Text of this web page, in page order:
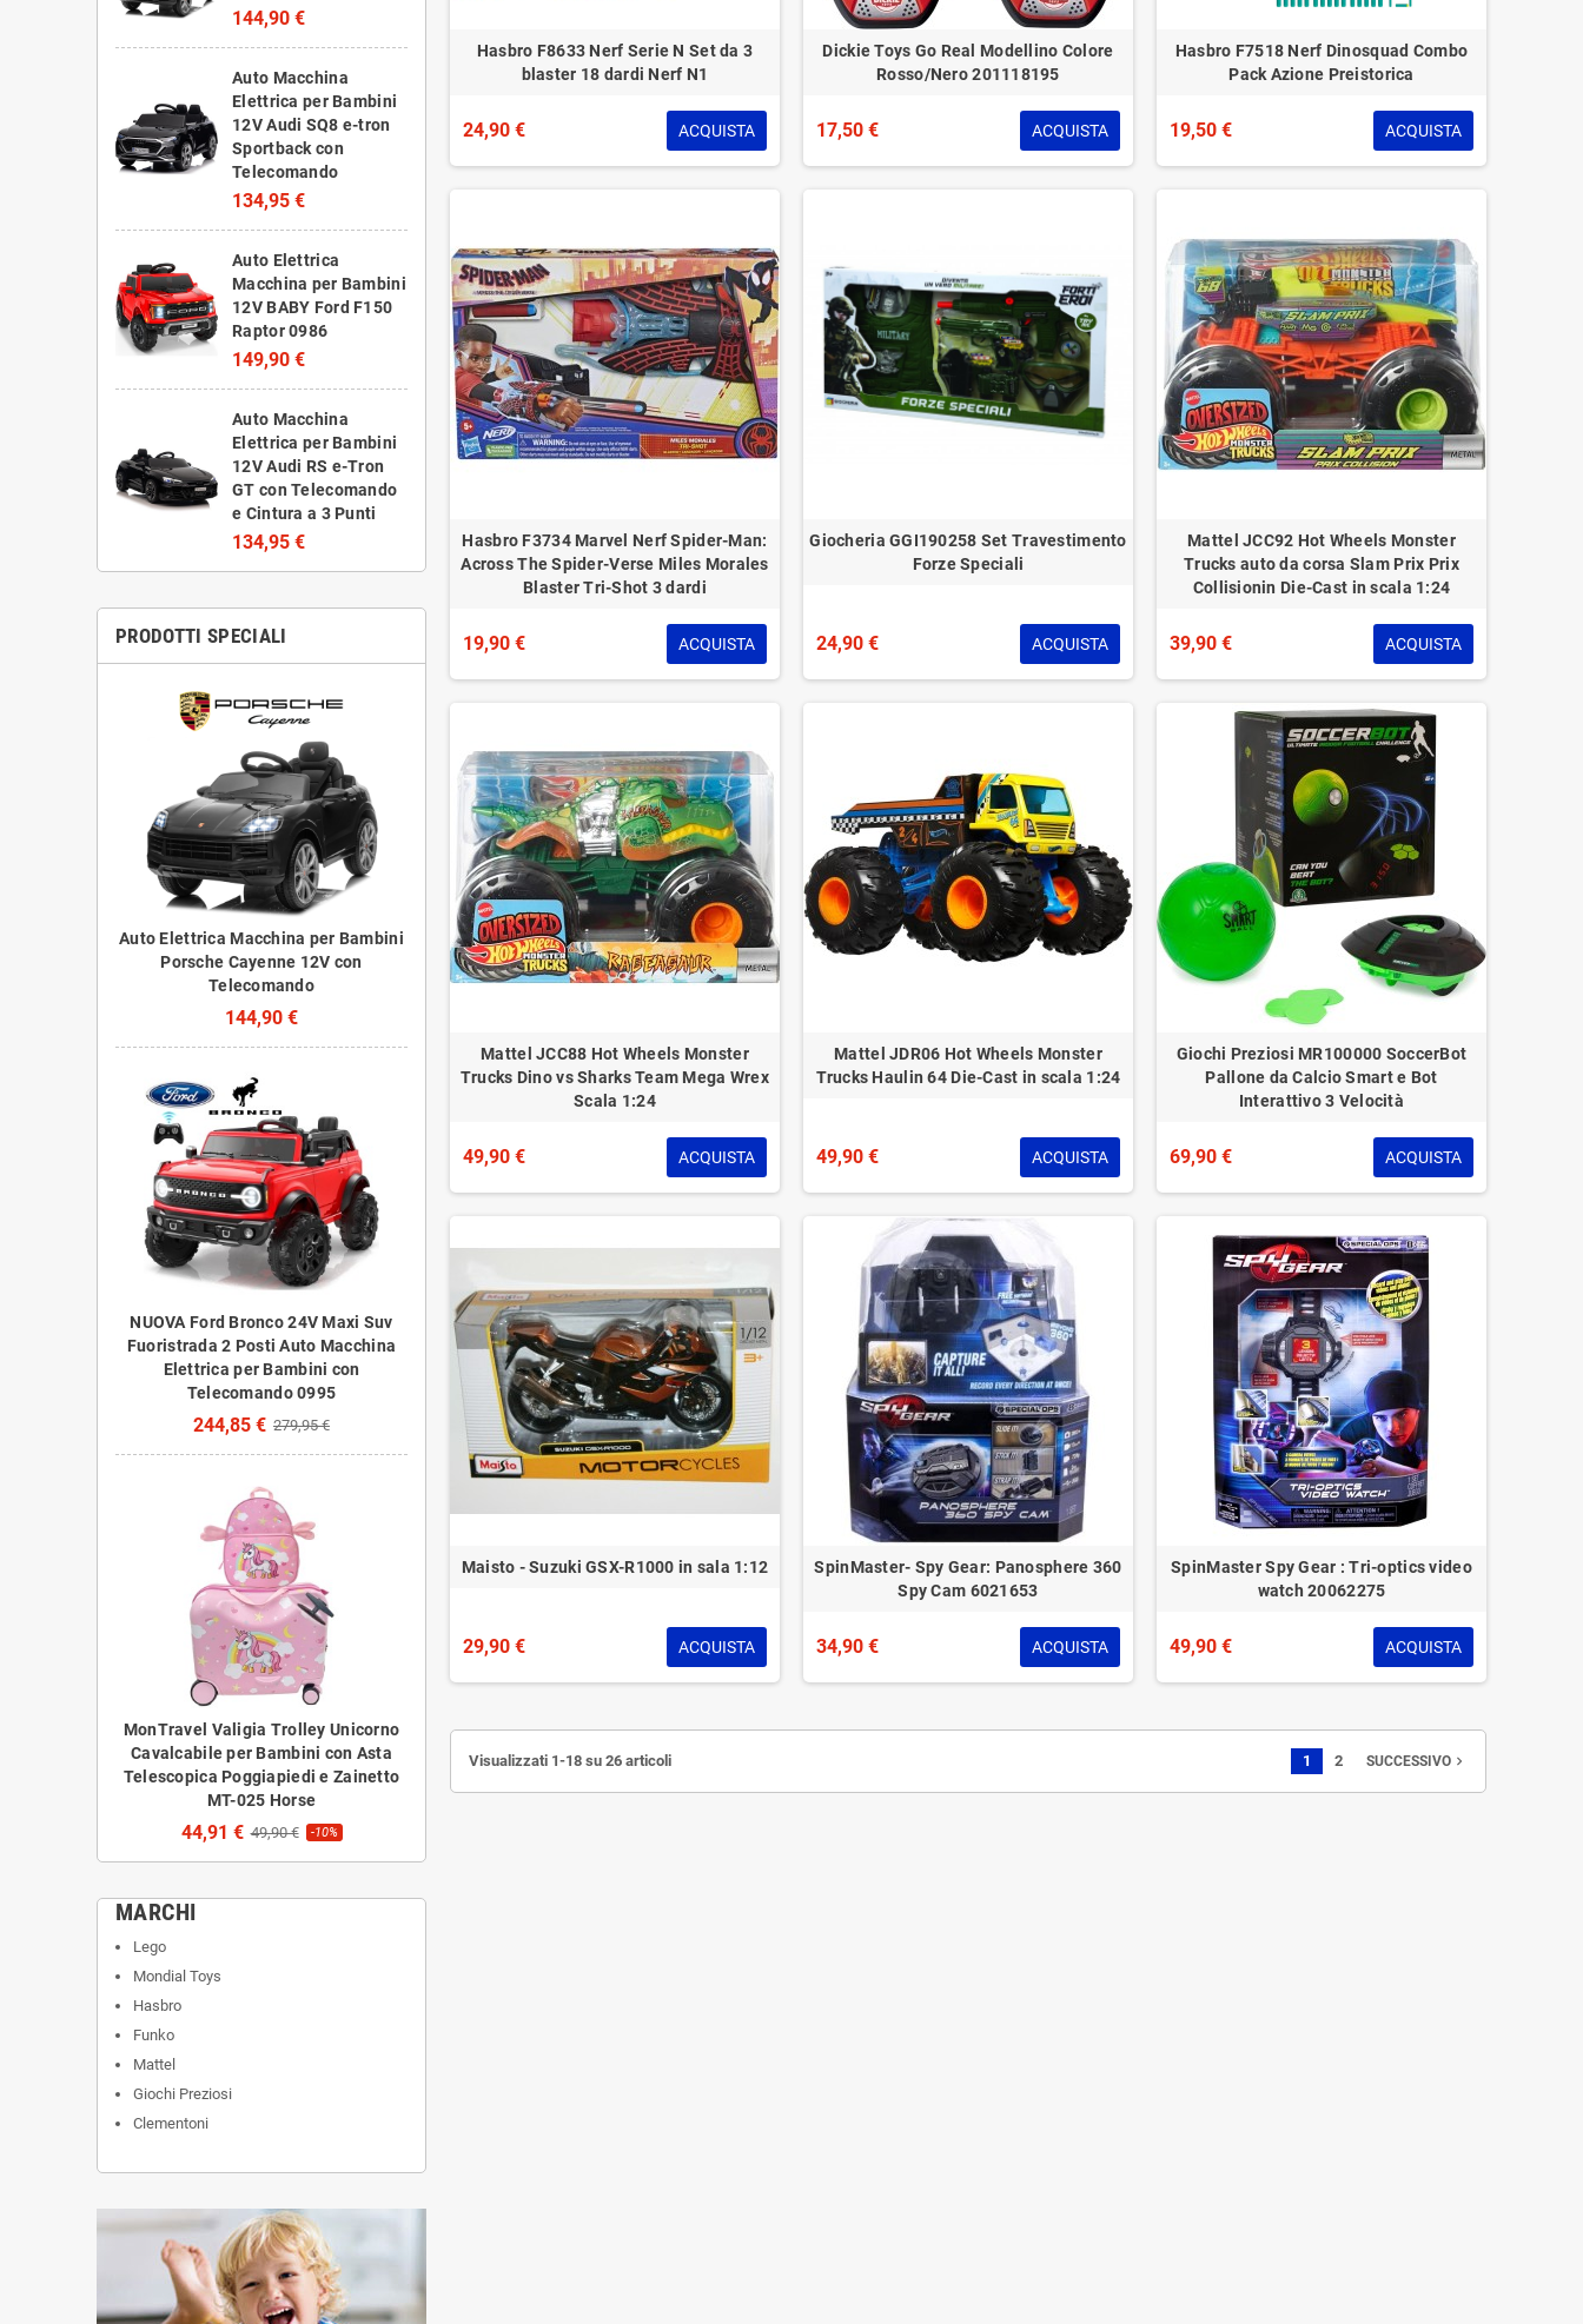
144,90 €
Auto Macchina
Elettrica per Bambini
12V Audi SQ8 e-tron
Sportback con
Telecomando
134,95 €
Auto Elettrica
Macchina per Bambini
12V BABY Ford F150
Raptor 0986
149,90 €
Auto Macchina
Elettrica per Bambini
12V Audi RS e-Tron
GT con Telecomando
e Cintura a 3 Punti
134,95 €
PRODOTTI SPECIALI
Auto Elettrica Macchina per Bambini
Porsche Cayenne 12V con
Telecomando
144,90 €
NUOVA Ford Bronco 24V Maxi Suv
Fuoristrada 2 Posti Auto Macchina
Elettrica per Bambini con
Telecomando 0995
244,85 € 279,95 €
MonTravel Valigia Trolley Unicorno
Cavalcabile per Bambini con Asta
Telescopica Poggiapiedi e Zainetto
MT-025 Horse
44,91 € 49,90 € -10%
MARCHI
Lego
Mondial Toys
Hasbro
Funko
Mattel
Giochi Preziosi
Clementoni
Hasbro F8633 Nerf Serie N Set da 3
blaster 18 dardi Nerf N1
24,90 € ACQUISTA
Dickie Toys Go Real Modellino Colore
Rosso/Nero 201118195
17,50 € ACQUISTA
Hasbro F7518 Nerf Dinosquad Combo
Pack Azione Preistorica
19,50 € ACQUISTA
Hasbro F3734 Marvel Nerf Spider-Man:
Across The Spider-Verse Miles Morales
Blaster Tri-Shot 3 dardi
19,90 € ACQUISTA
Giocheria GGI190258 Set Travestimento
Forze Speciali
24,90 € ACQUISTA
Mattel JCC92 Hot Wheels Monster
Trucks auto da corsa Slam Prix Prix
Collisionin Die-Cast in scala 1:24
39,90 € ACQUISTA
Mattel JCC88 Hot Wheels Monster
Trucks Dino vs Sharks Team Mega Wrex
Scala 1:24
49,90 € ACQUISTA
Mattel JDR06 Hot Wheels Monster
Trucks Haulin 64 Die-Cast in scala 1:24
49,90 € ACQUISTA
Giochi Preziosi MR100000 SoccerBot
Pallone da Calcio Smart e Bot
Interattivo 3 Velocità
69,90 € ACQUISTA
Maisto - Suzuki GSX-R1000 in sala 1:12
29,90 € ACQUISTA
SpinMaster- Spy Gear: Panosphere 360
Spy Cam ‎6021653
34,90 € ACQUISTA
SpinMaster Spy Gear : Tri-optics video
watch 20062275
49,90 € ACQUISTA
Visualizzati 1-18 su 26 articoli 1 2 SUCCESSIVOnavigate_next